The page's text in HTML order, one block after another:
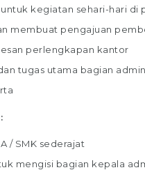
kegiatan sehari-hari di
membuat pengajuan
perlengkapan kantor
tugas utama bagian
/ SMK sederajat
mengisi bagian kepala